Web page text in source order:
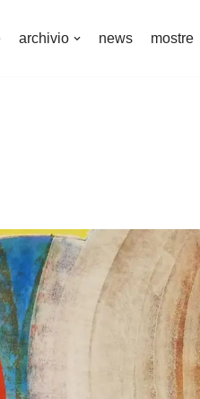
archivio news mostre